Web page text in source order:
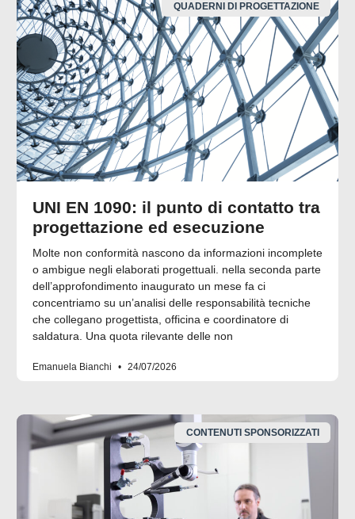
QUADERNI DI PROGETTAZIONE
UNI EN 1090: il punto di contatto tra
progettazione ed esecuzione
Molte non conformità nascono da informazioni incomplete
o ambigue negli elaborati progettuali. nella seconda parte
dell’approfondimento inaugurato un mese fa ci
concentriamo su un’analisi delle responsabilità tecniche
che collegano progettista, officina e coordinatore di
saldatura. Una quota rilevante delle non
Emanuela Bianchi 24/07/2026
CONTENUTI SPONSORIZZATI